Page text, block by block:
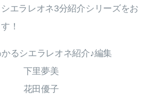
エラレオネ3分紹介シリーズをお
！
るシエラレオネ紹介♪編集
下里夢美
花田優子